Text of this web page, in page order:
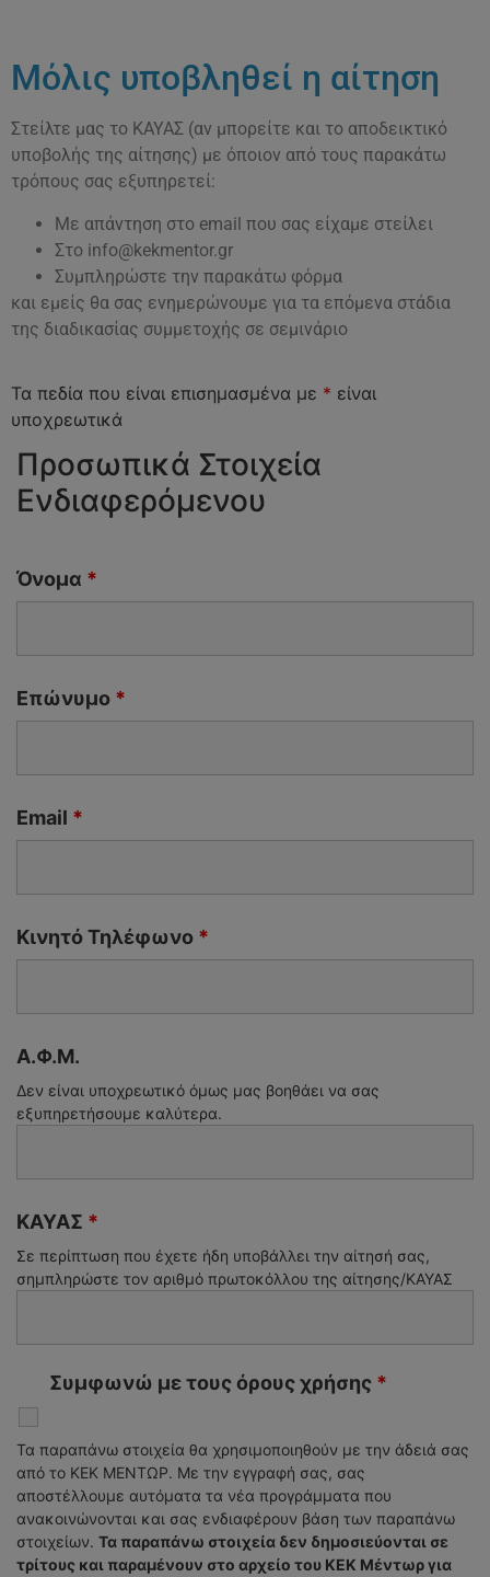
Μόλις υποβληθεί η αίτηση
Στείλτε μας το ΚΑΥΑΣ (αν μπορείτε και το αποδεικτικό
υποβολής της αίτησης) με όποιον από τους παρακάτω
τρόπους σας εξυπηρετεί:
Με απάντηση στο email που σας είχαμε στείλει
Στο info@kekmentor.gr
Συμπληρώστε την παρακάτω φόρμα
και εμείς θα σας ενημερώνουμε για τα επόμενα στάδια
της διαδικασίας συμμετοχής σε σεμινάριο
Τα πεδία που είναι επισημασμένα με * είναι
υποχρεωτικά
Προσωπικά Στοιχεία
Ενδιαφερόμενου
Όνομα *
Επώνυμο *
Email *
Κινητό Τηλέφωνο *
Α.Φ.Μ.
Δεν είναι υποχρεωτικό όμως μας βοηθάει να σας
εξυπηρετήσουμε καλύτερα.
ΚΑΥΑΣ *
Σε περίπτωση που έχετε ήδη υποβάλλει την αίτησή σας,
σημπληρώστε τον αριθμό πρωτοκόλλου της αίτησης/ΚΑΥΑΣ
Συμφωνώ με τους όρους χρήσης *
Τα παραπάνω στοιχεία θα χρησιμοποιηθούν με την άδειά σας
από το ΚΕΚ ΜΕΝΤΩΡ. Με την εγγραφή σας, σας
αποστέλλουμε αυτόματα τα νέα προγράμματα που
ανακοινώνονται και σας ενδιαφέρουν βάση των παραπάνω
στοιχείων. Τα παραπάνω στοιχεία δεν δημοσιεύονται σε
τρίτους και παραμένουν στο αρχείο του ΚΕΚ Μέντωρ για